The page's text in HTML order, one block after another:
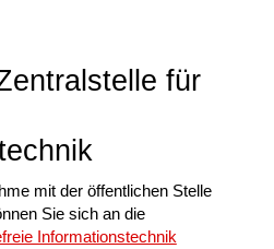
für
mit der öffentlichen Stelle
Sie sich an die
Informationstechnik